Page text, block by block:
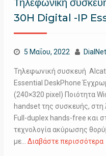
Τηλεφωνική
30H Digital -IP
5 Μαΐου, 2022 DialNet
Τηλεφωνική συσκευή
Essential DeskPhone
(240×320 pixel) Ποιότητα
handset της συσκευής, στη
Full-duplex hands-free και
τεχνολογία ακύρωσης
με… Διαβάστε περισσότερα